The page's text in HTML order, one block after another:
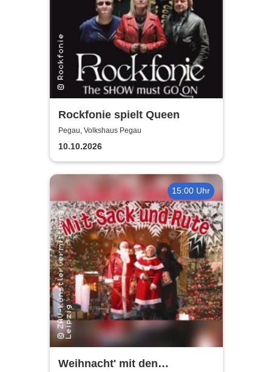
Rockfonie spielt Queen
Pegau, Volkshaus Pegau
10.10.2026
15:00 Uhr
Weihnacht' mit den